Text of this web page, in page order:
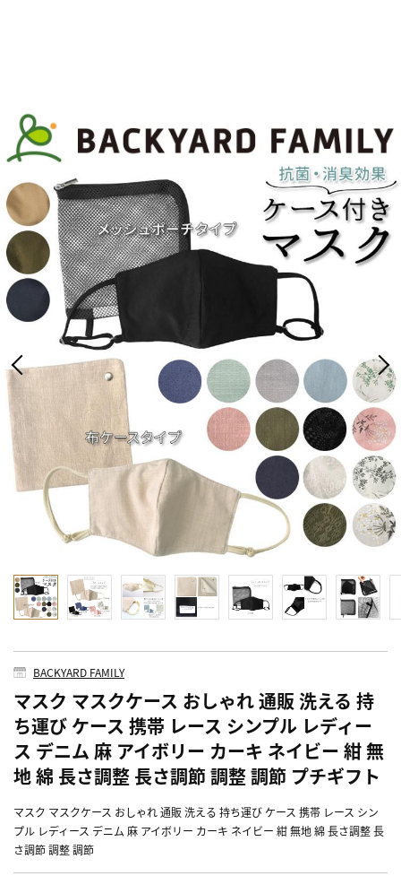
BACKYARD FAMILY
マスク マスクケース おしゃれ 通販 洗える 持
ち運び ケース 携帯 レース シンプル レディー
ス デニム 麻 アイボリー カーキ ネイビー 紺 無
地 綿 長さ調整 長さ調節 調整 調節 プチギフト
マスク マスクケース おしゃれ 通販 洗える 持ち運び ケース 携帯 レース シン
プル レディース デニム 麻 アイボリー カーキ ネイビー 紺 無地 綿 長さ調整 長
さ調節 調整 調節